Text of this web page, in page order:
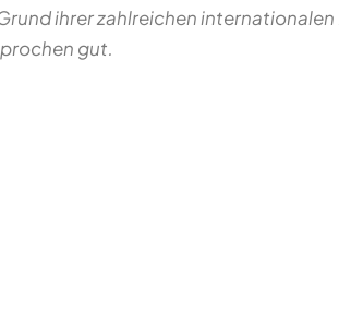
ihrer zahlreichen
gut.